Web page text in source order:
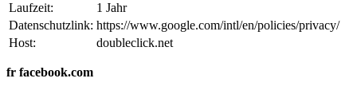
Laufzeit:
1 Jahr
Datenschutzlink: https://www.google.com/intl/en/policies/privacy/
Host:
doubleclick.net
fr facebook.com